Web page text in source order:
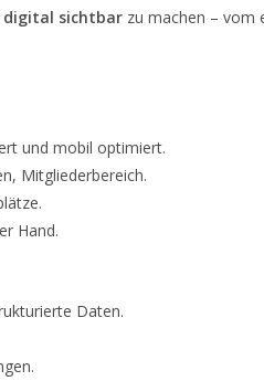
digital sichtbar zu machen – vom
und mobil optimiert.
Mitgliederbereich.
Hand.
Daten.